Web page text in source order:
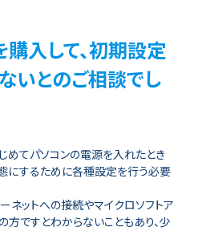
入して、初期設定
いとのご相談でし
めてパソコンの電源を入れたとき
にするために各種設定を行う必要
ネットへの接続やマイクロソフトア
方ですとわからないこともあり、少